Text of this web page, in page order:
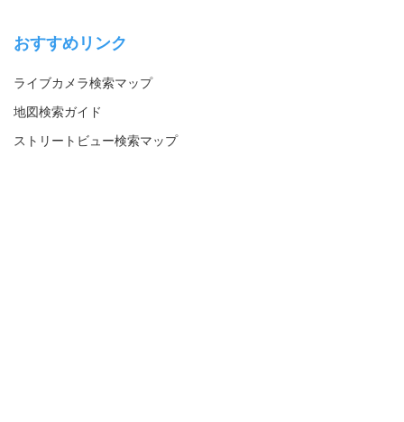
おすすめリンク
ライブカメラ検索マップ
地図検索ガイド
ストリートビュー検索マップ